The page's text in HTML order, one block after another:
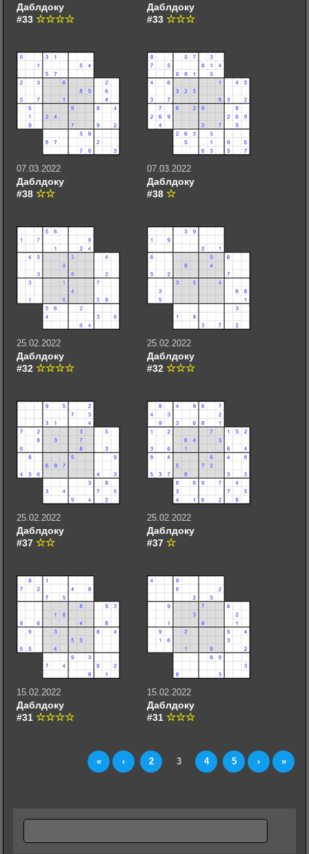
Даблдоку
#33
Даблдоку
#33
07.03.2022
Даблдоку
#38
07.03.2022
Даблдоку
#38
25.02.2022
Даблдоку
#32
25.02.2022
Даблдоку
#32
25.02.2022
Даблдоку
#37
25.02.2022
Даблдоку
#37
15.02.2022
Даблдоку
#31
15.02.2022
Даблдоку
#31
« ‹ 2 3 4 5 › »